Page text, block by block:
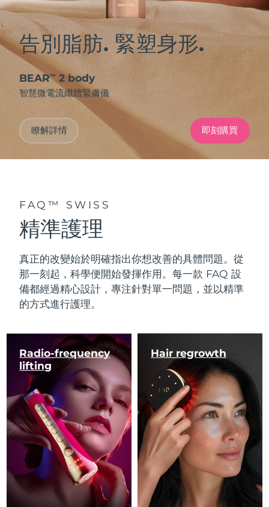
告別脂肪. 緊塑身形.
BEAR™ 2 body
智慧微電流纖體緊膚儀
瞭解詳情 即刻購買
FAQ™ SWISS
精準護理
真正的改變始於明確指出你想改善的具體問題。從
那一刻起，科學便開始發揮作用。每一款 FAQ 設
備都經過精心設計，專注針對單一問題，並以精準
的方式進行護理。
Radio-frequency
lifting
Hair regrowth